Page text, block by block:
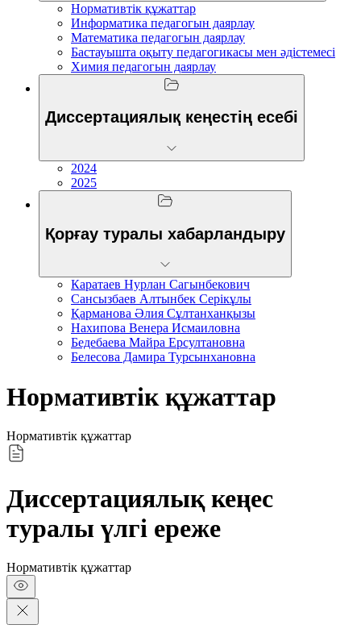
Нормативтік құжаттар
Информатика педагогын даярлау
Математика педагогын даярлау
Бастауышта оқыту педагогикасы мен әдістемесі
Химия педагогын даярлау
Диссертациялық кеңестің есебі
2024
2025
Қорғау туралы хабарландыру
Каратаев Нурлан Сагынбекович
Сансызбаев Алтынбек Серікұлы
Қарманова Әлия Сұлтанханқызы
Нахипова Венера Исмаиловна
Бедебаева Майра Ерсултановна
Белесова Дамира Турсынхановна
Нормативтік құжаттар
Нормативтік құжаттар
Диссертациялық кеңес
туралы үлгі ереже
Нормативтік құжаттар